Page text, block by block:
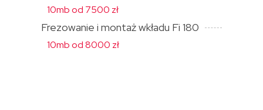
10mb od 7500 zł
Frezowanie i montaż wkładu Fi 180
10mb od 8000 zł